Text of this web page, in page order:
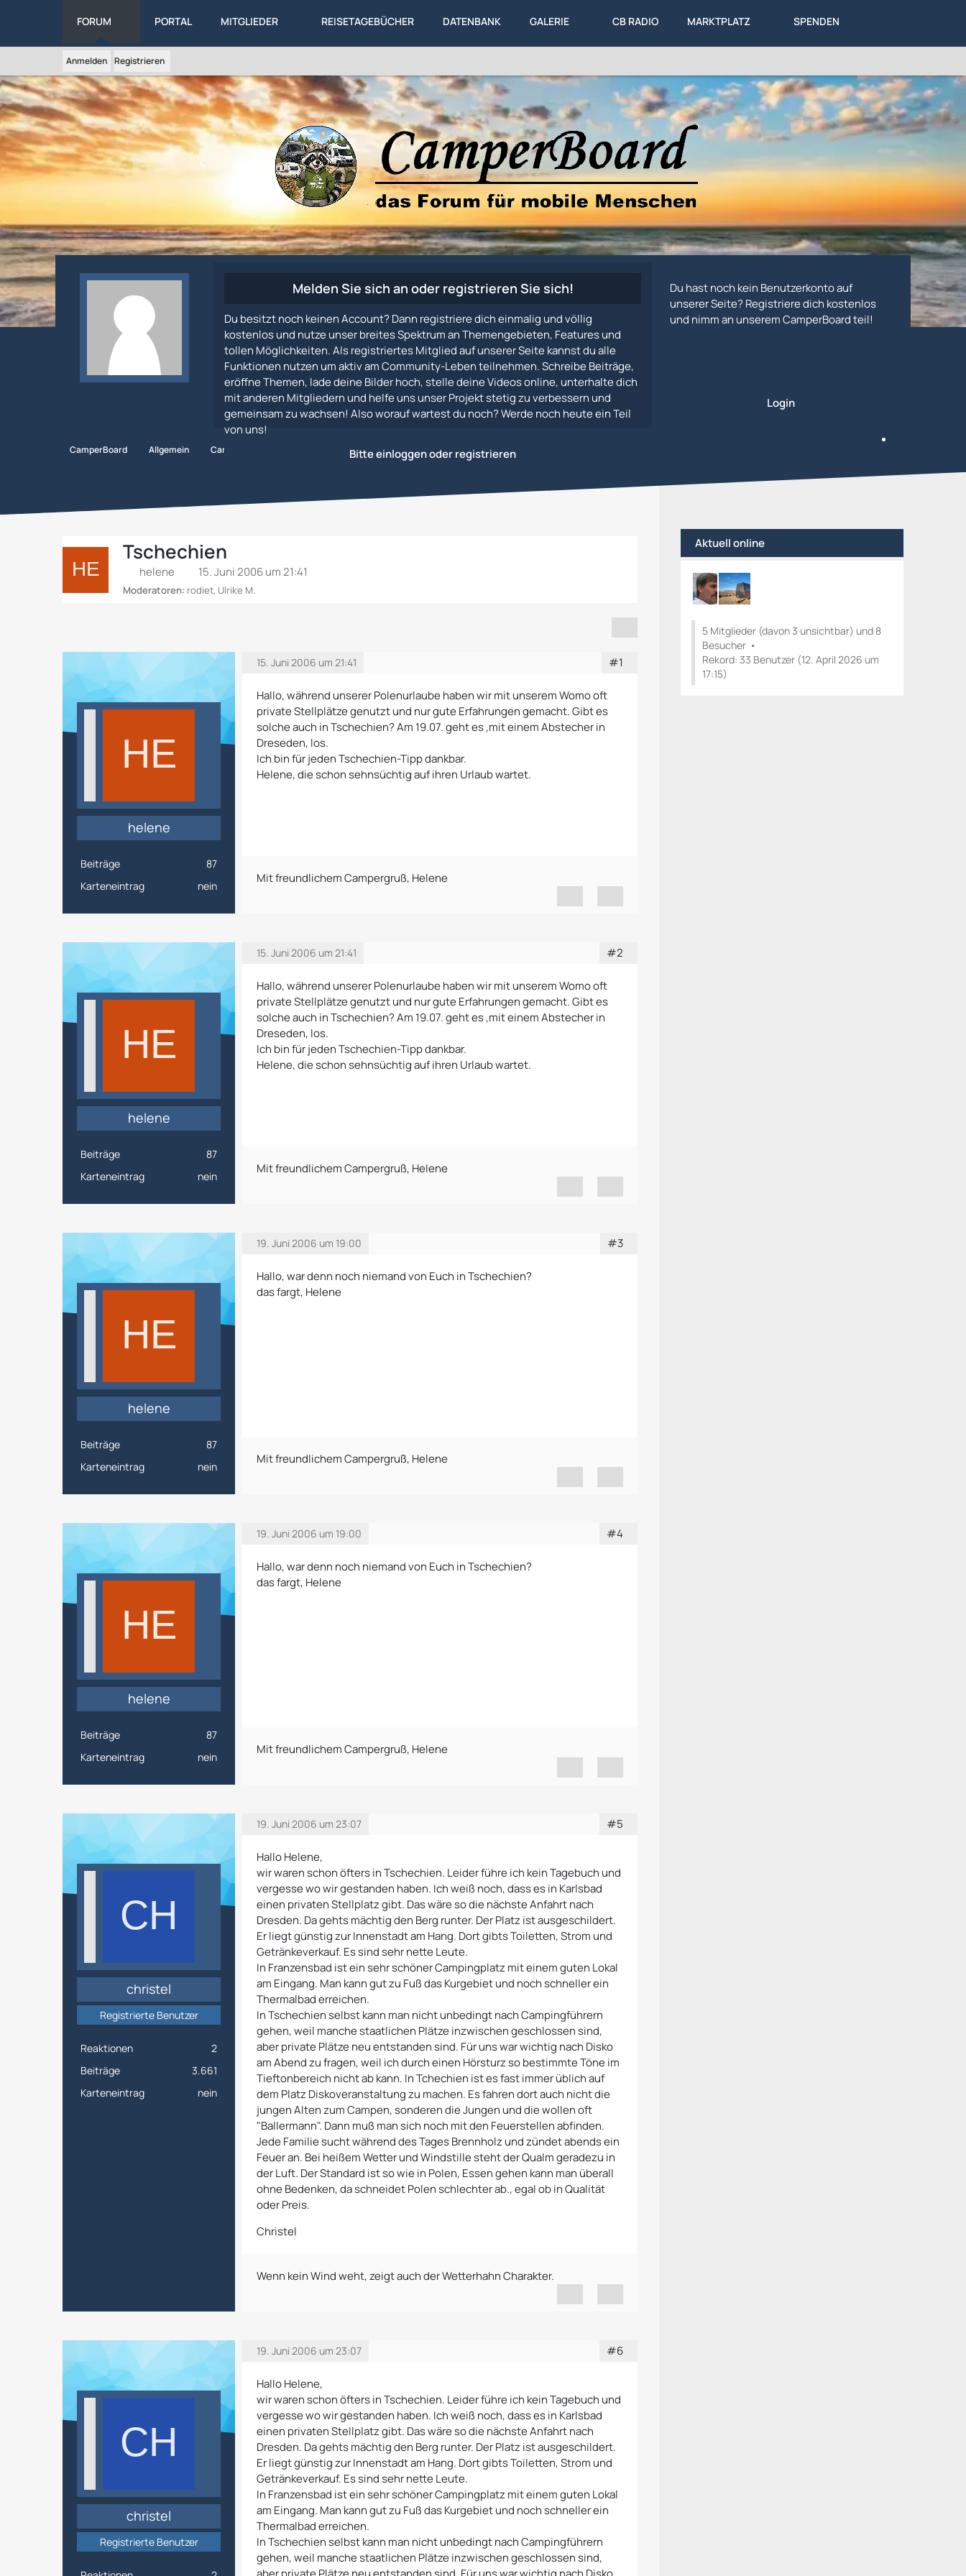
FORUM PORTAL MITGLIEDER REISETAGEBÜCHER DATENBANK GALERIE CB RADIO MARKTPLATZ SPENDEN
Anmelden Registrieren
Melden Sie sich an oder registrieren Sie sich!
Du besitzt noch keinen Account? Dann registriere dich einmalig und völlig
kostenlos und nutze unser breites Spektrum an Themengebieten, Features und
tollen Möglichkeiten. Als registriertes Mitglied auf unserer Seite kannst du alle
Funktionen nutzen um aktiv am Community-Leben teilnehmen. Schreibe Beiträge,
eröffne Themen, lade deine Bilder hoch, stelle deine Videos online, unterhalte dich
mit anderen Mitgliedern und helfe uns unser Projekt stetig zu verbessern und
gemeinsam zu wachsen! Also worauf wartest du noch? Werde noch heute ein Teil
von uns!
Bitte einloggen oder registrieren
Du hast noch kein Benutzerkonto auf
unserer Seite? Registriere dich kostenlos
und nimm an unserem CamperBoard teil!
Login
CamperBoard Allgemein Camping- und Stellplätze Stellplätze Polen, Tschechien und Slowakei, Ungarn
Tschechien
helene 15. Juni 2006 um 21:41
Moderatoren: rodiet, Ulrike M.
helene
Beiträge
87
Karteneintrag
nein
15. Juni 2006 um 21:41 #1
Hallo, während unserer Polenurlaube haben wir mit unserem Womo oft
private Stellplätze genutzt und nur gute Erfahrungen gemacht. Gibt es
solche auch in Tschechien? Am 19.07. geht es ,mit einem Abstecher in
Dreseden, los.
Ich bin für jeden Tschechien-Tipp dankbar.
Helene, die schon sehnsüchtig auf ihren Urlaub wartet.
Mit freundlichem Campergruß, Helene
helene
Beiträge
87
Karteneintrag
nein
15. Juni 2006 um 21:41 #2
Hallo, während unserer Polenurlaube haben wir mit unserem Womo oft
private Stellplätze genutzt und nur gute Erfahrungen gemacht. Gibt es
solche auch in Tschechien? Am 19.07. geht es ,mit einem Abstecher in
Dreseden, los.
Ich bin für jeden Tschechien-Tipp dankbar.
Helene, die schon sehnsüchtig auf ihren Urlaub wartet.
Mit freundlichem Campergruß, Helene
helene
Beiträge
87
Karteneintrag
nein
19. Juni 2006 um 19:00 #3
Hallo, war denn noch niemand von Euch in Tschechien?
das fargt, Helene
Mit freundlichem Campergruß, Helene
helene
Beiträge
87
Karteneintrag
nein
19. Juni 2006 um 19:00 #4
Hallo, war denn noch niemand von Euch in Tschechien?
das fargt, Helene
Mit freundlichem Campergruß, Helene
christel
Registrierte Benutzer
Reaktionen
2
Beiträge
3.661
Karteneintrag
nein
19. Juni 2006 um 23:07 #5
Hallo Helene,
wir waren schon öfters in Tschechien. Leider führe ich kein Tagebuch und
vergesse wo wir gestanden haben. Ich weiß noch, dass es in Karlsbad
einen privaten Stellplatz gibt. Das wäre so die nächste Anfahrt nach
Dresden. Da gehts mächtig den Berg runter. Der Platz ist ausgeschildert.
Er liegt günstig zur Innenstadt am Hang. Dort gibts Toiletten, Strom und
Getränkeverkauf. Es sind sehr nette Leute.
In Franzensbad ist ein sehr schöner Campingplatz mit einem guten Lokal
am Eingang. Man kann gut zu Fuß das Kurgebiet und noch schneller ein
Thermalbad erreichen.
In Tschechien selbst kann man nicht unbedingt nach Campingführern
gehen, weil manche staatlichen Plätze inzwischen geschlossen sind,
aber private Plätze neu entstanden sind. Für uns war wichtig nach Disko
am Abend zu fragen, weil ich durch einen Hörsturz so bestimmte Töne im
Tieftonbereich nicht ab kann. In Tchechien ist es fast immer üblich auf
dem Platz Diskoveranstaltung zu machen. Es fahren dort auch nicht die
jungen Alten zum Campen, sonderen die Jungen und die wollen oft
"Ballermann". Dann muß man sich noch mit den Feuerstellen abfinden.
Jede Familie sucht während des Tages Brennholz und zündet abends ein
Feuer an. Bei heißem Wetter und Windstille steht der Qualm geradezu in
der Luft. Der Standard ist so wie in Polen, Essen gehen kann man überall
ohne Bedenken, da schneidet Polen schlechter ab., egal ob in Qualität
oder Preis.
Christel
Wenn kein Wind weht, zeigt auch der Wetterhahn Charakter.
christel
Registrierte Benutzer
19. Juni 2006 um 23:07 #6
Hallo Helene,
wir waren schon öfters in Tschechien. Leider führe ich kein Tagebuch und
vergesse wo wir gestanden haben. Ich weiß noch, dass es in Karlsbad
einen privaten Stellplatz gibt. Das wäre so die nächste Anfahrt nach
Dresden. Da gehts mächtig den Berg runter. Der Platz ist ausgeschildert.
Er liegt günstig zur Innenstadt am Hang. Dort gibts Toiletten, Strom und
Getränkeverkauf. Es sind sehr nette Leute.
In Franzensbad ist ein sehr schöner Campingplatz mit einem guten Lokal
am Eingang. Man kann gut zu Fuß das Kurgebiet und noch schneller ein
Thermalbad erreichen.
In Tschechien selbst kann man nicht unbedingt nach Campingführern
gehen, weil manche staatlichen Plätze inzwischen geschlossen sind,
Aktuell online
5 Mitglieder (davon 3 unsichtbar) und 8
Besucher
Rekord: 33 Benutzer (12. April 2026 um
17:15)